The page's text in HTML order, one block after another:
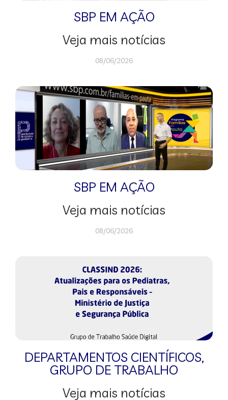
SBP EM AÇÃO
Veja mais notícias
08/06/2026
SBP EM AÇÃO
Veja mais notícias
08/06/2026
DEPARTAMENTOS CIENTÍFICOS,
GRUPO DE TRABALHO
Veja mais notícias